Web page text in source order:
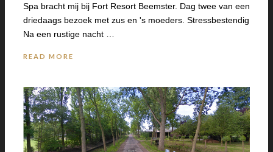
Spa bracht mij bij Fort Resort Beemster. Dag twee van een
driedaags bezoek met zus en 's moeders. Stressbestendig
Na een rustige nacht …
READ MORE